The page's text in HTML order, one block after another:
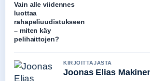
Vain alle viidennes
luottaa
rahapeliuudistukseen
– miten käy
pelihaittojen?
KIRJOITTAJASTA
Joonas Elias